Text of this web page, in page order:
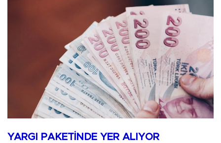
YARGI PAKETİNDE YER ALIYOR